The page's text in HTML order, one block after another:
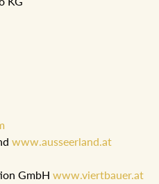
www.ausseerland.at
GmbH www.viertbauer.at